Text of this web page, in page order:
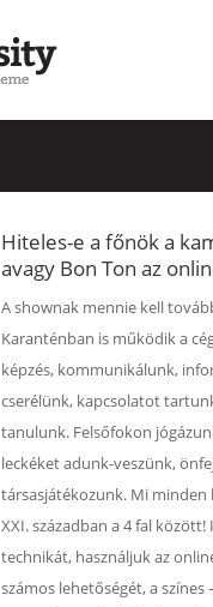
Hiteles-e a főnök a
avagy Bon Ton az
A shownak mennie kell
Karanténban is működik a
képzés, kommunikálunk,
cserélünk, kapcsolatot
tanulunk. Felsőfokon
leckéket adunk-veszünk,
társasjátékozunk. Mi minden
XXI. században a 4 fal között!
technikát, használjuk az
számos lehetőségét, a színes